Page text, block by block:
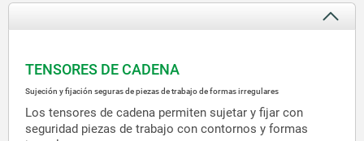
TENSORES DE CADENA
Sujeción y fijación seguras de piezas de trabajo de formas irregulares
Los tensores de cadena permiten sujetar y fijar con
seguridad piezas de trabajo con contornos y formas